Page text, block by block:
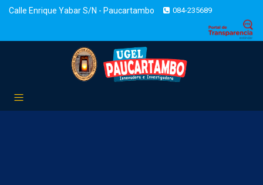
Calle Enrique Yabar S/N - Paucartambo 084-235689